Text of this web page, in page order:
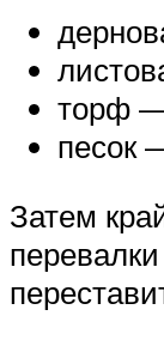
торф
песок
Затем